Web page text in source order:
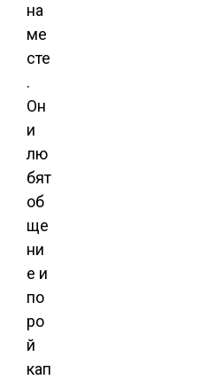
на
ме
сте
.
Он
и
лю
бят
об
ще
ни
е и
по
ро
й
кап